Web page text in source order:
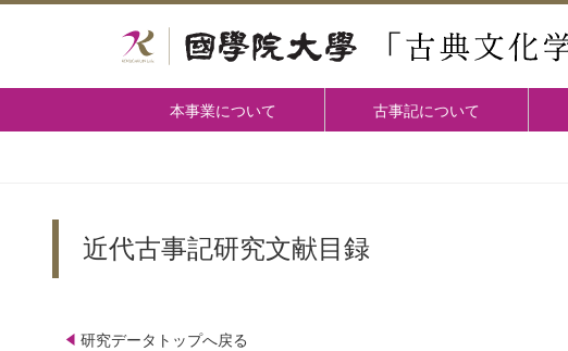
本事業について 古事記について
近代古事記研究文献目録
研究データトップへ戻る